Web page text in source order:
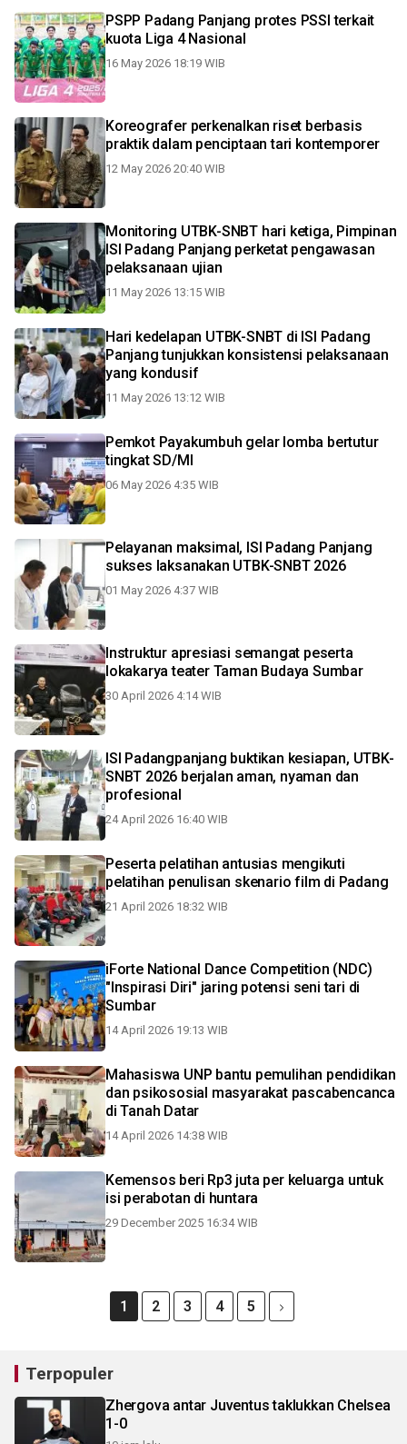
PSPP Padang Panjang protes PSSI terkait
kuota Liga 4 Nasional
16 May 2026 18:19 WIB
Koreografer perkenalkan riset berbasis
praktik dalam penciptaan tari kontemporer
12 May 2026 20:40 WIB
Monitoring UTBK-SNBT hari ketiga, Pimpinan
ISI Padang Panjang perketat pengawasan
pelaksanaan ujian
11 May 2026 13:15 WIB
Hari kedelapan UTBK-SNBT di ISI Padang
Panjang tunjukkan konsistensi pelaksanaan
yang kondusif
11 May 2026 13:12 WIB
Pemkot Payakumbuh gelar lomba bertutur
tingkat SD/MI
06 May 2026 4:35 WIB
Pelayanan maksimal, ISI Padang Panjang
sukses laksanakan UTBK-SNBT 2026
01 May 2026 4:37 WIB
Instruktur apresiasi semangat peserta
lokakarya teater Taman Budaya Sumbar
30 April 2026 4:14 WIB
ISI Padangpanjang buktikan kesiapan, UTBK-
SNBT 2026 berjalan aman, nyaman dan
profesional
24 April 2026 16:40 WIB
Peserta pelatihan antusias mengikuti
pelatihan penulisan skenario film di Padang
21 April 2026 18:32 WIB
iForte National Dance Competition (NDC)
"Inspirasi Diri" jaring potensi seni tari di
Sumbar
14 April 2026 19:13 WIB
Mahasiswa UNP bantu pemulihan pendidikan
dan psikososial masyarakat pascabencanca
di Tanah Datar
14 April 2026 14:38 WIB
Kemensos beri Rp3 juta per keluarga untuk
isi perabotan di huntara
29 December 2025 16:34 WIB
1 2 3 4 5
Terpopuler
Zhergova antar Juventus taklukkan Chelsea
1-0